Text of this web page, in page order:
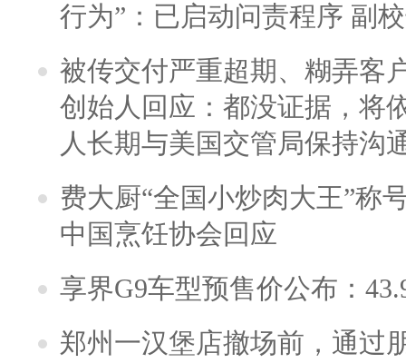
行为”：已启动问责程序 副
被传交付严重超期、糊弄客
创始人回应：都没证据，将
人长期与美国交管局保持沟
费大厨“全国小炒肉大王”称
中国烹饪协会回应
享界G9车型预售价公布：
郑州一汉堡店撤场前，通过